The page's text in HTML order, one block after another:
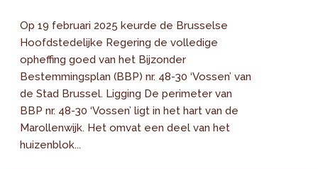
Op 19 februari 2025 keurde de Brusselse
Hoofdstedelijke Regering de volledige
opheffing goed van het Bijzonder
Bestemmingsplan (BBP) nr. 48-30 ‘Vossen’ van
de Stad Brussel. Ligging De perimeter van
BBP nr. 48-30 ‘Vossen’ ligt in het hart van de
Marollenwijk. Het omvat een deel van het
huizenblok...